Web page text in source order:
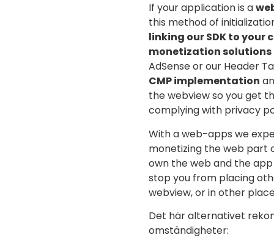
If your application is a
this method of
linking our SDK to your
monetization solutions
AdSense or our Header
CMP implementation
the webview so you get
complying with privacy
With a web-apps we
monetizing the web part
own the web and the
stop you from placing
webview, or in other
Det här alternativet
omständigheter: